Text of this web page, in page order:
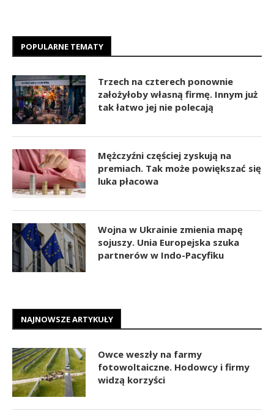
POPULARNE TEMATY
Trzech na czterech ponownie
założyłoby własną firmę. Innym już
tak łatwo jej nie polecają
Mężczyźni częściej zyskują na
premiach. Tak może powiększać się
luka płacowa
Wojna w Ukrainie zmienia mapę
sojuszy. Unia Europejska szuka
partnerów w Indo-Pacyfiku
NAJNOWSZE ARTYKUŁY
Owce weszły na farmy
fotowoltaiczne. Hodowcy i firmy
widzą korzyści